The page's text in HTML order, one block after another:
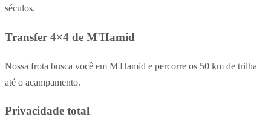
séculos.
Transfer 4×4 de M'Hamid
Nossa frota busca você em M'Hamid e percorre os 50 km de trilha
até o acampamento.
Privacidade total